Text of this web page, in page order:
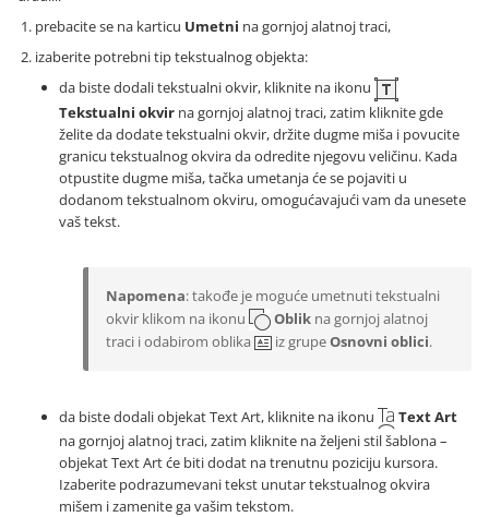
prebacite se na karticu Umetni na gornjoj alatnoj traci,
izaberite potrebni tip tekstualnog objekta:
da biste dodali tekstualni okvir, kliknite na ikonu
Tekstualni okvir na gornjoj alatnoj traci, zatim kliknite gde
želite da dodate tekstualni okvir, držite dugme miša i povucite
granicu tekstualnog okvira da odredite njegovu veličinu. Kada
otpustite dugme miša, tačka umetanja će se pojaviti u
dodanom tekstualnom okviru, omogućavajući vam da unesete
vaš tekst.
Napomena: takođe je moguće umetnuti tekstualni
okvir klikom na ikonu
Oblik na gornjoj alatnoj
traci i odabirom oblika
iz grupeOsnovni oblici.
da biste dodali objekat Text Art, kliknite na ikonu
Text Art
na gornjoj alatnoj traci, zatim kliknite na željeni stil šablona –
objekat Text Art će biti dodat na trenutnu poziciju kursora.
Izaberite podrazumevani tekst unutar tekstualnog okvira
mišem i zamenite ga vašim tekstom.